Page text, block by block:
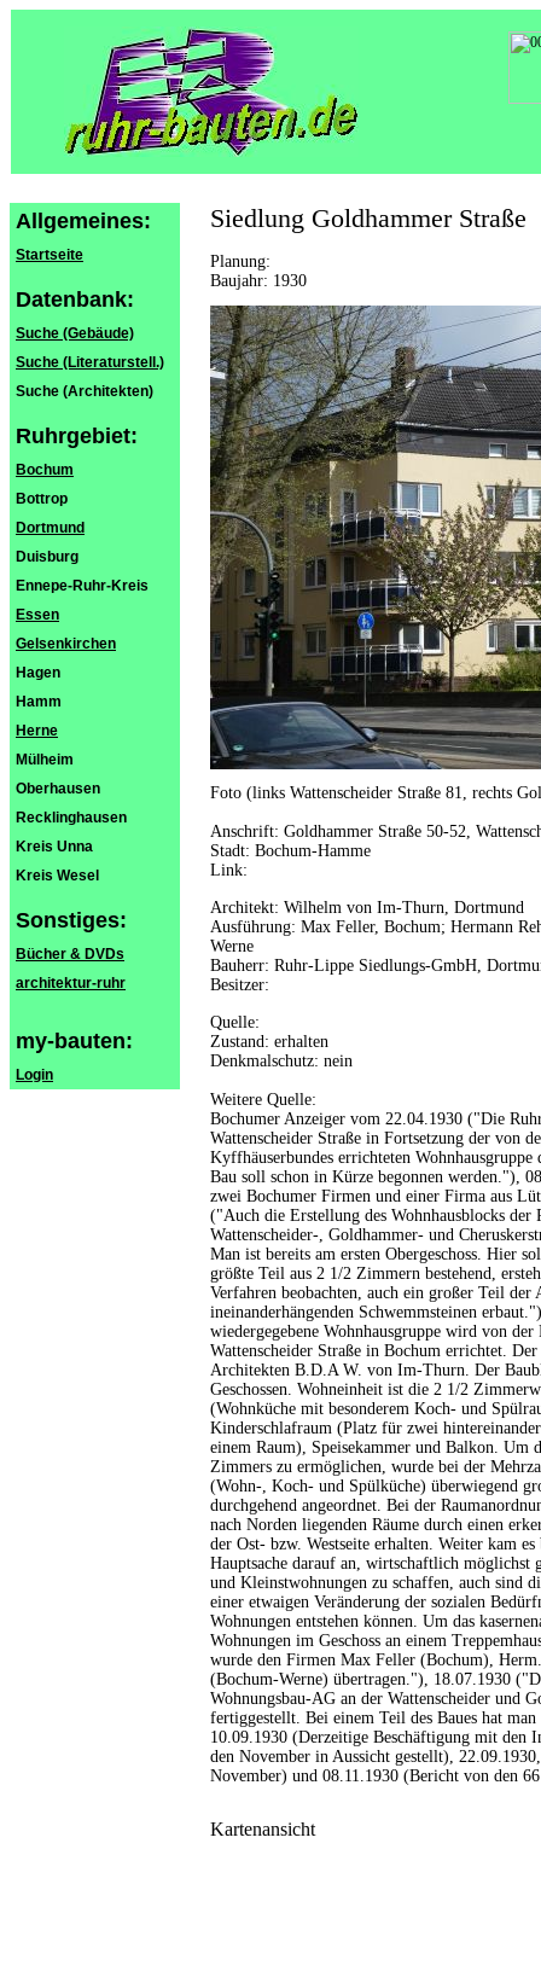
Allgemeines:
Startseite
Datenbank:
Suche (Gebäude)
Suche (Literaturstell.)
Suche (Architekten)
Ruhrgebiet:
Bochum
Bottrop
Dortmund
Duisburg
Ennepe-Ruhr-Kreis
Essen
Gelsenkirchen
Hagen
Hamm
Herne
Mülheim
Oberhausen
Recklinghausen
Kreis Unna
Kreis Wesel
Sonstiges:
Bücher & DVDs
architektur-ruhr
my-bauten:
Login
Siedlung Goldhammer Straße
Planung:
Baujahr: 1930
Foto (links Wattenscheider Straße 81, rechts
Anschrift: Goldhammer Straße 50-52,
Stadt: Bochum-Hamme
Link:
Architekt: Wilhelm von Im-Thurn, Dortmund
Ausführung: Max Feller, Bochum; Hermann
Werne
Bauherr: Ruhr-Lippe Siedlungs-GmbH,
Besitzer:
Quelle:
Zustand: erhalten
Denkmalschutz: nein
Weitere Quelle:
Bochumer Anzeiger vom 22.04.1930 ("Die
Wattenscheider Straße in Fortsetzung der von
Kyffhäuserbundes errichteten
Bau soll schon in Kürze begonnen werden."),
zwei Bochumer Firmen und einer Firma aus
("Auch die Erstellung des Wohnhausblocks der
Wattenscheider-, Goldhammer- und
Man ist bereits am ersten Obergeschoss. Hier
größte Teil aus 2 1/2 Zimmern bestehend,
Verfahren beobachten, auch ein großer Teil
ineinanderhängenden Schwemmsteinen
wiedergegebene Wohnhausgruppe wird von
Wattenscheider Straße in Bochum errichtet.
Architekten B.D.A W. von Im-Thurn. Der
Geschossen. Wohneinheit ist die 2 1/2
(Wohnküche mit besonderem Koch- und
Kinderschlafraum (Platz für zwei
einem Raum), Speisekammer und Balkon. Um
Zimmers zu ermöglichen, wurde bei der
(Wohn-, Koch- und Spülküche) überwiegend
durchgehend angeordnet. Bei der
nach Norden liegenden Räume durch einen
der Ost- bzw. Westseite erhalten. Weiter kam
Hauptsache darauf an, wirtschaftlich
und Kleinstwohnungen zu schaffen, auch sind
einer etwaigen Veränderung der sozialen
Wohnungen entstehen können. Um das
Wohnungen im Geschoss an einem
wurde den Firmen Max Feller (Bochum),
(Bochum-Werne) übertragen."), 18.07.1930
Wohnungsbau-AG an der Wattenscheider und
fertiggestellt. Bei einem Teil des Baues hat
10.09.1930 (Derzeitige Beschäftigung mit den
den November in Aussicht gestellt),
November) und 08.11.1930 (Bericht von den
Kartenansicht